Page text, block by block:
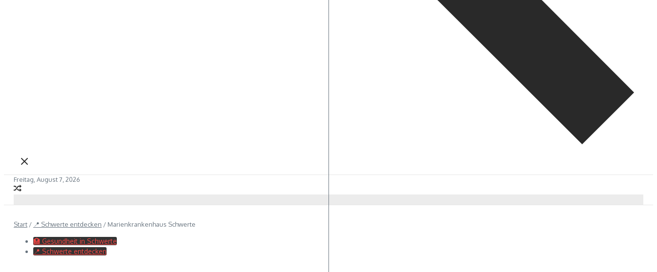
Freitag, August 7, 2026
Start / 📍 Schwerte entdecken / Marienkrankenhaus Schwerte
🏥 Gesundheit in Schwerte
📍 Schwerte entdecken